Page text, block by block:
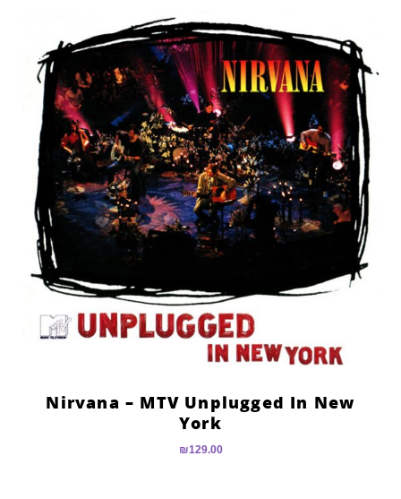
Nirvana – MTV Unplugged In New
York
₪129.00